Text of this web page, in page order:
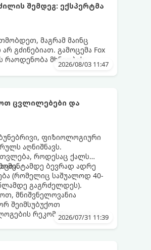
შემდეგ: ექსპერტმა
მაგრამ მაინც
გძინებიათ. გამოცემა Fox
რაოდენობა მხნეობის2026/08/03 11:47
ცვლილებები და
ფიზიოლოგიური
აღნიშნავს.
როდესაც ქალს
ბევრად ადრე
(რომელიც საშუალოდ 40-
გაგრძელდეს).
მნიშვნელოვანია
შეიმსუბუქოთ
რეკომენდაციებით.
2026/07/31 11:39